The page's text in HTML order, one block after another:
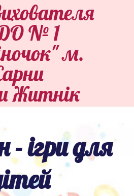
№ 1
м.
Житнік
ігри для